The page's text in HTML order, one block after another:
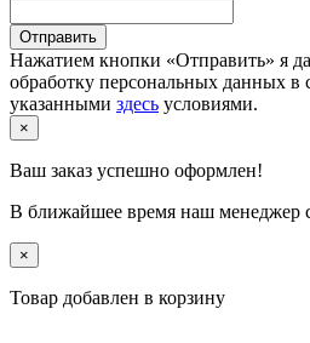
Отправить
Нажатием кнопки «Отправить» я
обработку персональных данных в
указанными здесь условиями.
×
Ваш заказ успешно оформлен!
В ближайшее время наш менеджер
×
Товар добавлен в корзину